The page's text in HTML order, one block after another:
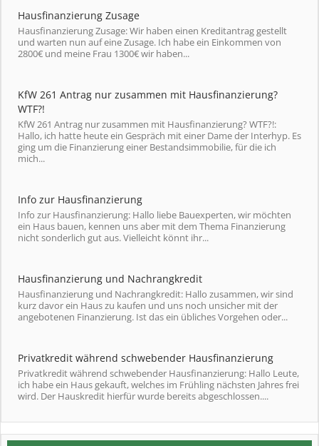
Hausfinanzierung Zusage
Hausfinanzierung Zusage: Wir haben einen Kreditantrag gestellt
und warten nun auf eine Zusage. Ich habe ein Einkommen von
2800€ und meine Frau 1300€ wir haben...
KfW 261 Antrag nur zusammen mit Hausfinanzierung?
WTF?!
KfW 261 Antrag nur zusammen mit Hausfinanzierung? WTF?!:
Hallo, ich hatte heute ein Gespräch mit einer Dame der Interhyp. Es
ging um die Finanzierung einer Bestandsimmobilie, für die ich
mich...
Info zur Hausfinanzierung
Info zur Hausfinanzierung: Hallo liebe Bauexperten, wir möchten
ein Haus bauen, kennen uns aber mit dem Thema Finanzierung
nicht sonderlich gut aus. Vielleicht könnt ihr...
Hausfinanzierung und Nachrangkredit
Hausfinanzierung und Nachrangkredit: Hallo zusammen, wir sind
kurz davor ein Haus zu kaufen und uns noch unsicher mit der
angebotenen Finanzierung. Ist das ein übliches Vorgehen oder...
Privatkredit während schwebender Hausfinanzierung
Privatkredit während schwebender Hausfinanzierung: Hallo Leute,
ich habe ein Haus gekauft, welches im Frühling nächsten Jahres frei
wird. Der Hauskredit hierfür wurde bereits abgeschlossen....